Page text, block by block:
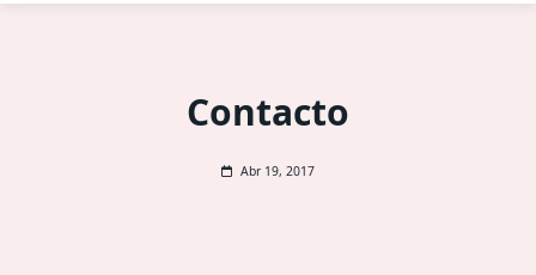
Contacto
Abr 19, 2017